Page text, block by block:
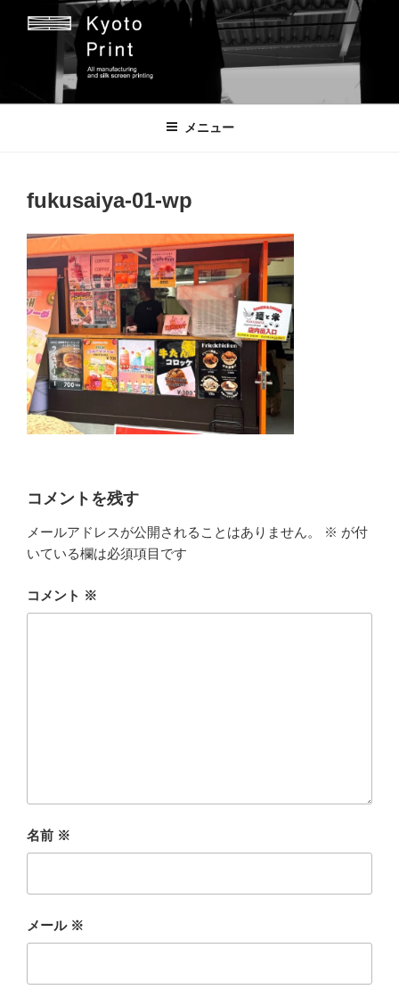
京都プリント
京都市のオリジナルプリント会社
メニュー
fukusaiya-01-wp
コメントを残す
メールアドレスが公開されることはありません。 ※ が付
いている欄は必須項目です
コメント ※
名前 ※
メール ※